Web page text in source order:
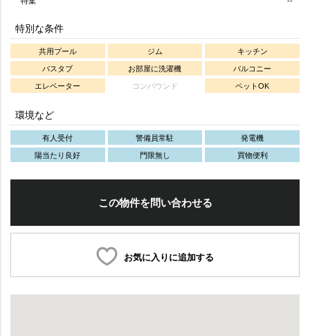
特別な条件
共用プール ジム キッチン
バスタブ お部屋に洗濯機 バルコニー
エレベーター コンパウンド ペットOK
環境など
有人受付 警備員常駐 発電機
陽当たり良好 門限無し 買物便利
この物件を問い合わせる
お気に入りに追加する